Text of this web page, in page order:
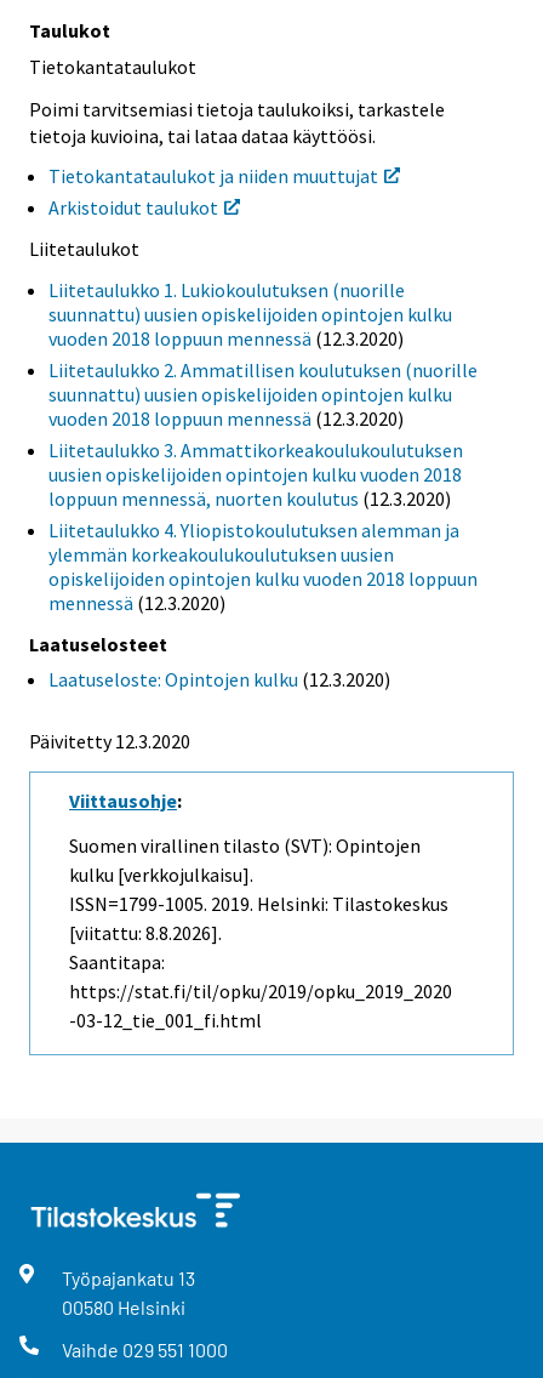
Taulukot
Tietokantataulukot
Poimi tarvitsemiasi tietoja taulukoiksi, tarkastele
tietoja kuvioina, tai lataa dataa käyttöösi.
Tietokantataulukot ja niiden muuttujat
Arkistoidut taulukot
Liitetaulukot
Liitetaulukko 1. Lukiokoulutuksen (nuorille
suunnattu) uusien opiskelijoiden opintojen kulku
vuoden 2018 loppuun mennessä (12.3.2020)
Liitetaulukko 2. Ammatillisen koulutuksen (nuorille
suunnattu) uusien opiskelijoiden opintojen kulku
vuoden 2018 loppuun mennessä (12.3.2020)
Liitetaulukko 3. Ammattikorkeakoulukoulutuksen
uusien opiskelijoiden opintojen kulku vuoden 2018
loppuun mennessä, nuorten koulutus (12.3.2020)
Liitetaulukko 4. Yliopistokoulutuksen alemman ja
ylemmän korkeakoulukoulutuksen uusien
opiskelijoiden opintojen kulku vuoden 2018 loppuun
mennessä (12.3.2020)
Laatuselosteet
Laatuseloste: Opintojen kulku (12.3.2020)
Päivitetty 12.3.2020
Viittausohje:
Suomen virallinen tilasto (SVT): Opintojen
kulku [verkkojulkaisu].
ISSN=1799-1005. 2019. Helsinki: Tilastokeskus
[viitattu: 8.8.2026].
Saantitapa:
https://stat.fi/til/opku/2019/opku_2019_2020
-03-12_tie_001_fi.html
Työpajankatu 13
00580 Helsinki
Vaihde 029 551 1000